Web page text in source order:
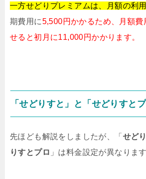
一方せどりプレミアムは、月額の利
期費用に5,500円かかるため、
月額費
せると初月に11,000円かかります。
「せどりすと」と「せどりすと
先ほども解説をしましたが、「 せど
りすとプロ 」は料金設定が異なります